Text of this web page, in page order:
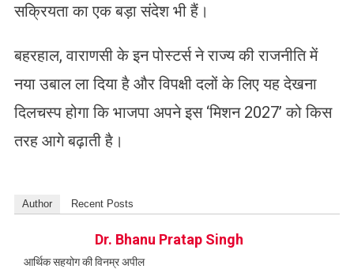
सक्रियता का एक बड़ा संदेश भी हैं।
बहरहाल, वाराणसी के इन पोस्टर्स ने राज्य की राजनीति में
नया उबाल ला दिया है और विपक्षी दलों के लिए यह देखना
दिलचस्प होगा कि भाजपा अपने इस ‘मिशन 2027’ को किस
तरह आगे बढ़ाती है।
Author Recent Posts
Dr. Bhanu Pratap Singh
आर्थिक सहयोग की विनम्र अपील